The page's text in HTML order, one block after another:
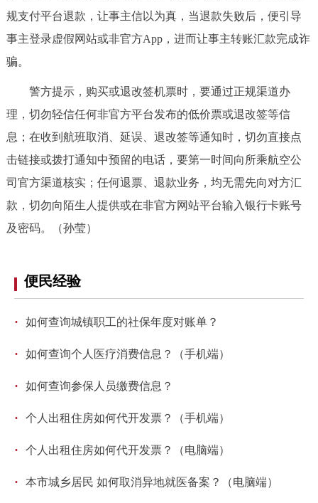
ENGLISH 한국어 日本語
ESPAÑOL العربية PORTUGUÊS
回到顶部
规支付平台退款，让事主信以为真，当退款失败后，便引导
事主登录虚假网站或非官方App，进而让事主转账汇款完成诈
骗。
警方提示，购买或退改签机票时，要通过正规渠道办
理，切勿轻信任何非官方平台发布的低价票或退改签等信
息；在收到航班取消、延误、退改签等通知时，切勿直接点
击链接或拨打通知中预留的电话，要第一时间向所乘航空公
司官方渠道核实；任何退票、退款业务，均无需先向对方汇
款，切勿向陌生人提供或在非官方网站平台输入银行卡账号
及密码。（孙莹）
便民经验
· 如何查询城镇职工的社保年度对账单？
· 如何查询个人医疗消费信息？（手机端）
· 如何查询参保人员缴费信息？
· 个人出租住房如何代开发票？（手机端）
· 个人出租住房如何代开发票？（电脑端）
· 本市城乡居民 如何取消异地就医备案？（电脑端）